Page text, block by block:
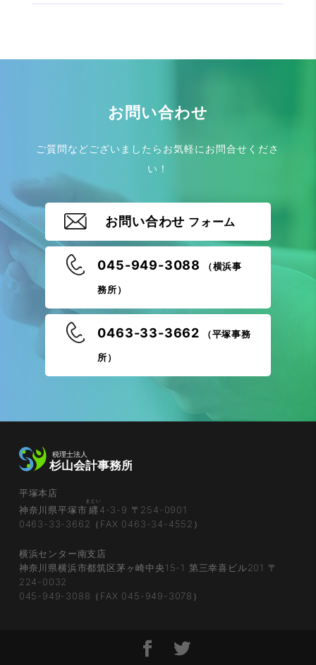
お問い合わせ
ご質問などございましたらお気軽にお問合せくださ
い！
お問い合わせ フォーム
045-949-3088 （横浜事
務所）
0463-33-3662 （平塚事務
所）
平塚本店
神奈川県平塚市纒
まとい
4-3-9 〒254-0901
0463-33-3662（FAX 0463-34-4552）
横浜センター南支店
神奈川県横浜市都筑区茅ヶ崎中央15-1 第三幸喜ビル201 〒
224-0032
045-949-3088（FAX 045-949-3078）